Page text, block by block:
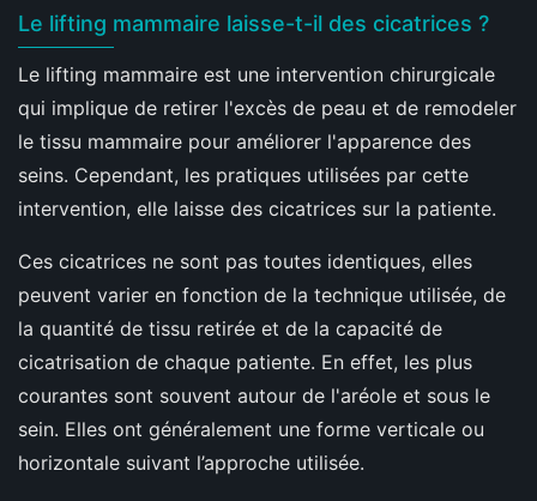
Le lifting mammaire laisse-t-il des cicatrices ?
Le lifting mammaire est une intervention chirurgicale
qui implique de retirer l'excès de peau et de remodeler
le tissu mammaire pour améliorer l'apparence des
seins. Cependant, les pratiques utilisées par cette
intervention, elle laisse des cicatrices sur la patiente.
Ces cicatrices ne sont pas toutes identiques, elles
peuvent varier en fonction de la technique utilisée, de
la quantité de tissu retirée et de la capacité de
cicatrisation de chaque patiente. En effet, les plus
courantes sont souvent autour de l'aréole et sous le
sein. Elles ont généralement une forme verticale ou
horizontale suivant l’approche utilisée.